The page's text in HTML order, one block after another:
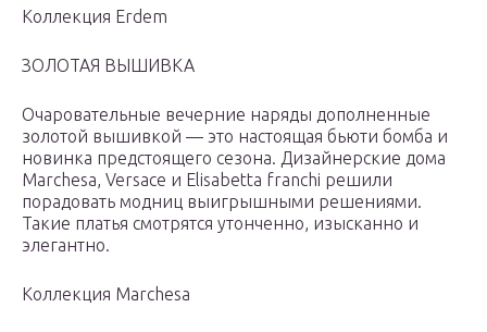
Коллекция Erdem
ЗОЛОТАЯ ВЫШИВКА
Очаровательные вечерние наряды дополненные
золотой вышивкой — это настоящая бьюти бомба и
новинка предстоящего сезона. Дизайнерские дома
Marchesa, Versace и Elisabetta franchi решили
порадовать модниц выигрышными решениями.
Такие платья смотрятся утонченно, изысканно и
элегантно.
Коллекция Marchesa